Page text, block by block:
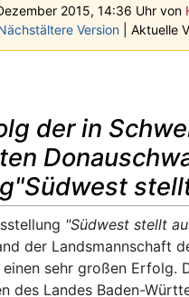
2015, 14:36 Uhr von
Version | Aktuelle
der in
"Südwest stellt
der Landsmannschaft
sehr großen Erfolg.
des Landes Baden-